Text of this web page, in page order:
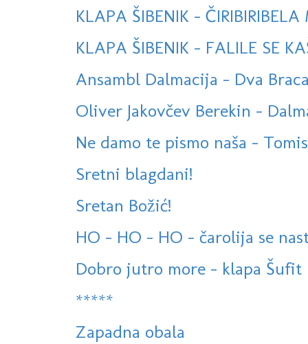
KLAPA ŠIBENIK -
KLAPA ŠIBENIK - FALILE SE
Ansambl Dalmacija - Dva
Oliver Jakovčev Berekin -
Ne damo te pismo naša -
Sretni blagdani!
Sretan Božić!
HO - HO - HO - čarolija se
Dobro jutro more - klapa Šufit
*****
Zapadna obala